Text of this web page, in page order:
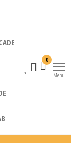
0
Menu